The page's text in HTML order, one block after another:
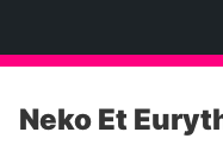
Neko Et